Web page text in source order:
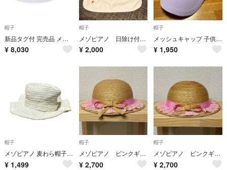
帽子
新品タグ付 完売品 メゾピアノ たためるブレードハット 白 ホワイト L
¥ 8,030
帽子
メゾピアノ 日除け付き 帽子
¥ 2,000
帽子
メッシュキャップ 子供 mezzo piano 54〜56センチ 新品タグ付
¥ 1,950
帽子
メゾピアノ 麦わら帽子 ホワイト 48cm 中古品
¥ 1,499
帽子
メゾピアノ ピンクギンガムチェック レース リボン 麦わら帽子 56cm 未使用
¥ 2,700
帽子
メゾピアノ ピンクギンガムチェック レース リボン 麦わら帽子 54cm 未使用
¥ 2,700